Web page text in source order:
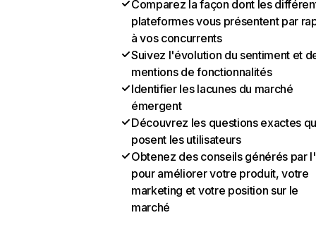
Comparez la façon dont les
plateformes vous présentent par
à vos concurrents
Suivez l'évolution du sentiment et
mentions de fonctionnalités
Identifier les lacunes du marché
émergent
Découvrez les questions exactes
posent les utilisateurs
Obtenez des conseils générés par
pour améliorer votre produit, votre
marketing et votre position sur le
marché